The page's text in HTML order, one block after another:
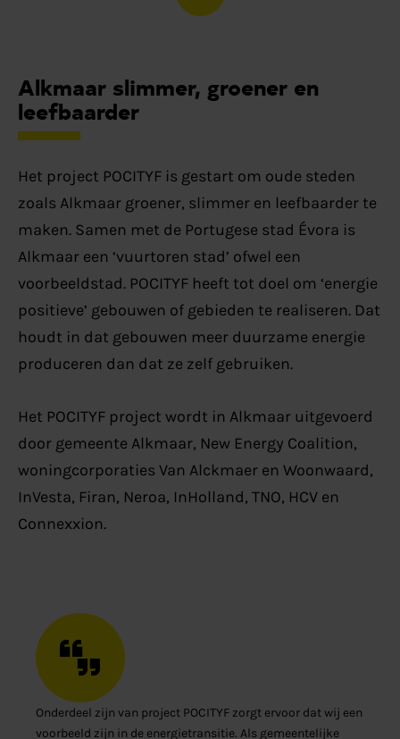
Alkmaar slimmer, groener en
leefbaarder
Het project POCITYF is gestart om oude steden
zoals Alkmaar groener, slimmer en leefbaarder te
maken. Samen met de Portugese stad Évora is
Alkmaar een ‘vuurtoren stad’ ofwel een
voorbeeldstad. POCITYF heeft tot doel om ‘energie
positieve’ gebouwen of gebieden te realiseren. Dat
houdt in dat gebouwen meer duurzame energie
produceren dan dat ze zelf gebruiken.
Het POCITYF project wordt in Alkmaar uitgevoerd
door gemeente Alkmaar, New Energy Coalition,
woningcorporaties Van Alckmaer en Woonwaard,
InVesta, Firan, Neroa, InHolland, TNO, HCV en
Connexxion.
Onderdeel zijn van project POCITYF zorgt ervoor dat wij een
voorbeeld zijn in de energietransitie. Als gemeentelijke